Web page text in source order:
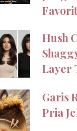
Hush
Layer
Garis
Pria